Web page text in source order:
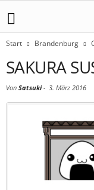
Start Brandenburg
SAKURA
Von Satsuki- 3. März 2016